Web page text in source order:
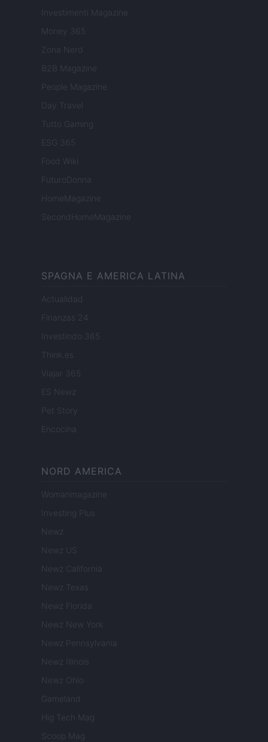
Investimenti Magazine
Money 365
Zona Nerd
B2B Magazine
People Magazine
Day Travel
Tutto Gaming
ESG 365
Food Wiki
FuturoDonna
HomeMagazine
SecondHomeMagazine
SPAGNA E AMERICA LATINA
Actualidad
Finanzas 24
Investindo 365
Think.es
Viajar 365
ES Newz
Pet Story
Encocina
NORD AMERICA
Womanmagazine
Investing Plus
Newz
Newz US
Newz California
Newz Texas
Newz Florida
Newz New York
Newz Pennsylvania
Newz Illinois
Newz Ohio
Gameland
Hig Tech Mag
Scoop Mag